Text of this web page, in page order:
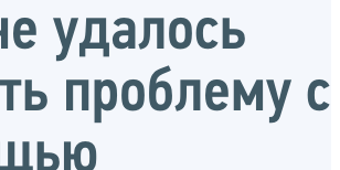
удалось
проблему с